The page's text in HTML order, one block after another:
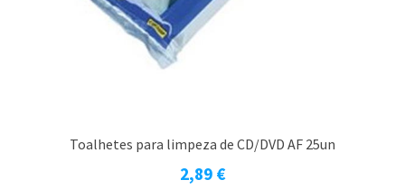
Toalhetes para limpeza de CD/DVD AF 25un
2,89 €